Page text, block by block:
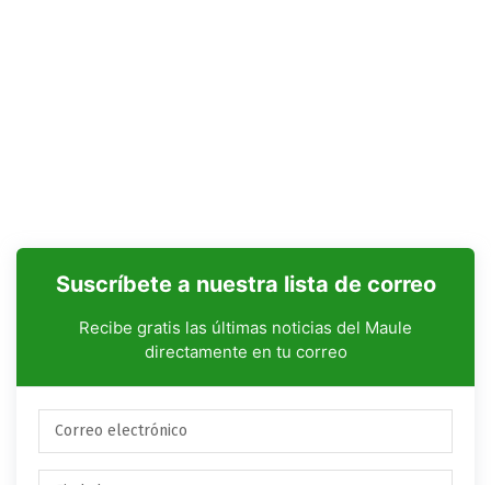
Suscríbete a nuestra lista de correo
Recibe gratis las últimas noticias del Maule
directamente en tu correo